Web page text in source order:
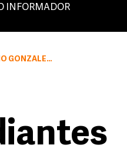
INFORMADOR
CONOCIMIENTO